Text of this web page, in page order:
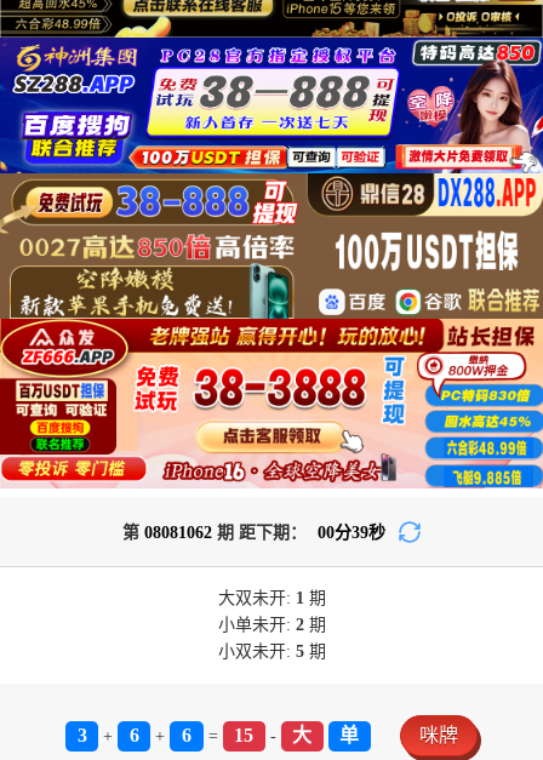
第 08081062 期 距下期： 00分39秒
大双未开: 1 期
小单未开: 2期
小双未开: 5期
3 + 6 + 6 = 15 - 大 单 咪牌